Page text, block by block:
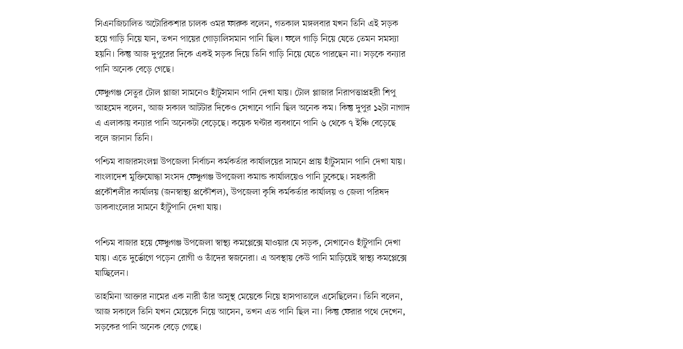
সিএনজিচালিত অটোরিকশার চালক ওমর ফারুক বলেন, গতকাল মঙ্গলবার যখন তিনি এই সড়ক
হয়ে গাড়ি নিয়ে যান, তখন পায়ের গোড়ালিসমান পানি ছিল। ফলে গাড়ি নিয়ে যেতে তেমন সমস্যা
হয়নি। কিন্তু আজ দুপুরের দিকে একই সড়ক দিয়ে তিনি গাড়ি নিয়ে যেতে পারছেন না। সড়কে বন্যার
পানি অনেক বেড়ে গেছে।
ফেঞ্চুগঞ্জ সেতুর টোল প্লাজা সামনেও হাঁটুসমান পানি দেখা যায়। টোল প্লাজার নিরাপত্তাপ্রহরী শিপু
আহমেদ বলেন, আজ সকাল আটটার দিকেও সেখানে পানি ছিল অনেক কম। কিন্তু দুপুর ১২টা নাগাদ
এ এলাকায় বন্যার পানি অনেকটা বেড়েছে। কয়েক ঘণ্টার ব্যবধানে পানি ৬ থেকে ৭ ইঞ্চি বেড়েছে
বলে জানান তিনি।
পশ্চিম বাজারসংলগ্ন উপজেলা নির্বাচন কর্মকর্তার কার্যালয়ের সামনে প্রায় হাঁটুসমান পানি দেখা যায়।
বাংলাদেশ মুক্তিযোদ্ধা সংসদ ফেঞ্চুগঞ্জ উপজেলা কমান্ড কার্যালয়েও পানি ঢুকেছে। সহকারী
প্রকৌশলীর কার্যালয় (জনস্বাস্থ্য প্রকৌশল), উপজেলা কৃষি কর্মকর্তার কার্যালয় ও জেলা পরিষদ
ডাকবাংলোর সামনে হাঁটুপানি দেখা যায়।
পশ্চিম বাজার হয়ে ফেঞ্চুগঞ্জ উপজেলা স্বাস্থ্য কমপ্লেক্সে যাওয়ার যে সড়ক, সেখানেও হাঁটুপানি দেখা
যায়। এতে দুর্ভোগে পড়েন রোগী ও তাঁদের স্বজনেরা। এ অবস্থায় কেউ পানি মাড়িয়েই স্বাস্থ্য কমপ্লেক্সে
যাচ্ছিলেন।
তাহমিনা আক্তার নামের এক নারী তাঁর অসুস্থ মেয়েকে নিয়ে হাসপাতালে এসেছিলেন। তিনি বলেন,
আজ সকালে তিনি যখন মেয়েকে নিয়ে আসেন, তখন এত পানি ছিল না। কিন্তু ফেরার পথে দেখেন,
সড়কের পানি অনেক বেড়ে গেছে।